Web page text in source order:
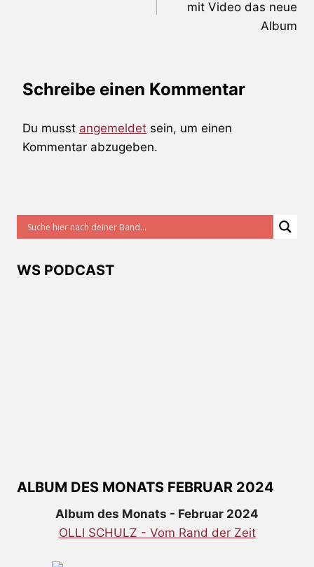
mit Video das neue
Album
Schreibe einen Kommentar
Du musst angemeldet sein, um einen
Kommentar abzugeben.
WS PODCAST
ALBUM DES MONATS FEBRUAR 2024
Album des Monats - Februar 2024
OLLI SCHULZ - Vom Rand der Zeit